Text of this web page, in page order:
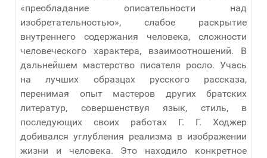
«преобладание описательности над
изобретательностью», слабое раскрытие
внутреннего содержания человека, сложности
человеческого характера, взаимоотношений. В
дальнейшем мастерство писателя росло. Учась
на лучших образцах русского рассказа,
перенимая опыт мастеров других братских
литератур, совершенствуя язык, стиль, в
последующих своих работах Г. Г. Ходжер
добивался углубления реализма в изображении
жизни и человека. Это находило конкретное